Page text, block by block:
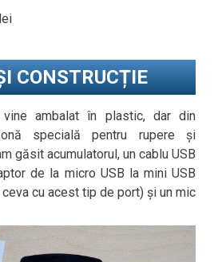
CONSTRUCȚIE
vine ambalat în plastic, dar din
specială pentru rupere și
găsit acumulatorul, un cablu USB
de la micro USB la mini USB
cu acest tip de port) și un mic